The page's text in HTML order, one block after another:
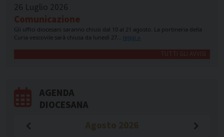
26 Luglio 2026
Comunicazione
Gli uffici diocesani saranno chiusi dal 10 al 21 agosto. La portineria della
Curia vescovile sarà chiusa da lunedì 27… leggi »
TUTTI GLI AVVISI
AGENDA
DIOCESANA